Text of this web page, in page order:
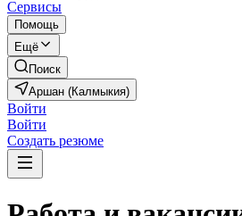
Сервисы
Помощь
Ещё
Поиск
Аршан (Калмыкия)
Войти
Войти
Создать резюме